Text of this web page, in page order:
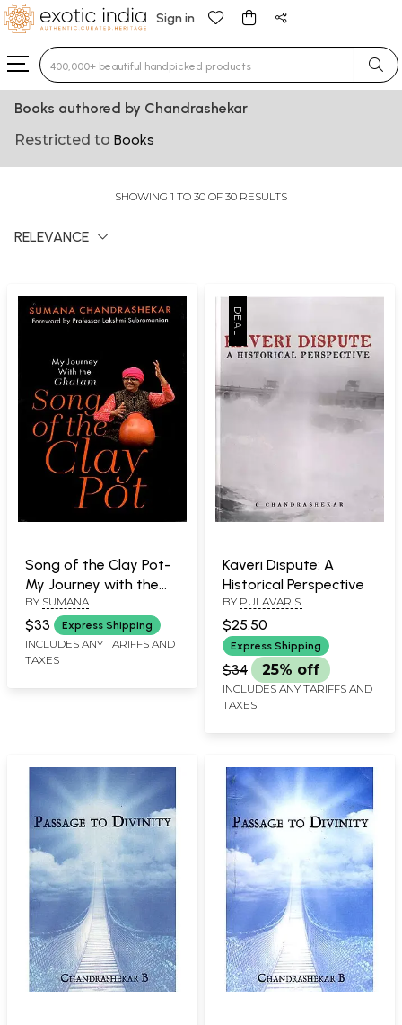
Sign in
Type 3 or more characters for results.
Books authored by Chandrashekar
Restricted to Books
SHOWING 1 TO 30 OF 30 RESULTS
RELEVANCE
Song of the Clay Pot-
My Journey with the
Ghatam
BY SUMANA
CHANDRASHEKAR
$33 Express Shipping
INCLUDES ANY TARIFFS AND
TAXES
Kaveri Dispute: A
Historical Perspective
BY PULAVAR S.
$25.50
Express Shipping
$34 25% off
INCLUDES ANY TARIFFS AND
TAXES